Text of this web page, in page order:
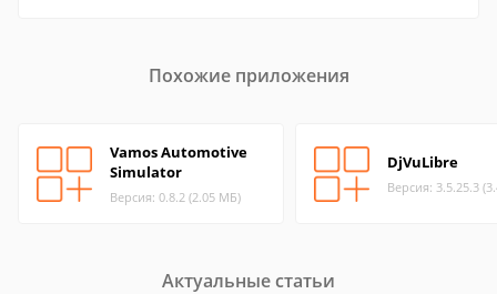
Похожие приложения
Vamos Automotive
Simulator
Версия: 0.8.2 (2.05 МБ)
DjVuLibre
Версия: 3.5.25.3
Актуальные статьи